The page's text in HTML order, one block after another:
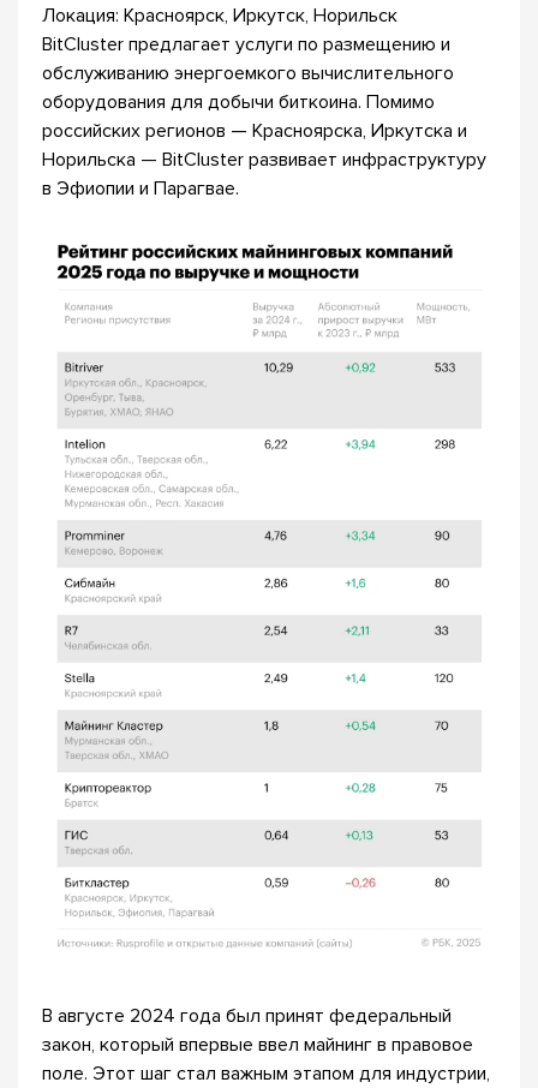
Локация: Красноярск, Иркутск, Норильск
BitCluster предлагает услуги по размещению и
обслуживанию энергоемкого вычислительного
оборудования для добычи биткоина. Помимо
российских регионов — Красноярска, Иркутска и
Норильска — BitCluster развивает инфраструктуру
в Эфиопии и Парагвае.
В августе 2024 года был принят федеральный
закон, который впервые ввел майнинг в правовое
поле. Этот шаг стал важным этапом для индустрии,